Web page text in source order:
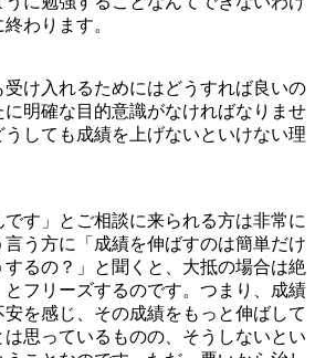
わります。
け入れるためにはどうすれば良いの
明確な目的意識がなければなりませ
しても成績を上げないといけない理
です」とご相談に来られる方は非常に
う方に「成績を伸ばすのは簡単だけ
るの？」と聞くと、大抵の場合は絶
フリーズするのです。つまり、成績
を感じ、その成績をもっと伸ばして
思っているものの、そうしないとい